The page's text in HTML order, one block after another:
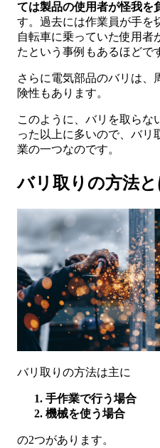
ては製品の使用者が怪我を
す。過去には作業員が手を
自転車に乗っていた使用者
たという事例もあるほどで
さらに電気部品のバリは、
険性もあります。
このように、バリを取らな
った以上に多いので、バリ
業の一つなのです。
バリ取りの方法と
バリ取りの方法は主に
手作業で行う場合
機械を使う場合
の2つがあります。